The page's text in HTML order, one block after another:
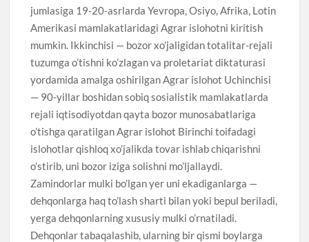
jumlasiga 19-20-asrlarda Yevropa, Osiyo, Afrika, Lotin
Amerikasi mamlakatlaridagi Agrar islohotni kiritish
mumkin. Ikkinchisi — bozor xo’jaligidan totalitar-rejali
tuzumga o’tishni ko’zlagan va proletariat diktaturasi
yordamida amalga oshirilgan Agrar islohot Uchinchisi
— 90-yillar boshidan sobiq sosialistik mamlakatlarda
rejali iqtisodiyotdan qayta bozor munosabatlariga
o’tishga qaratilgan Agrar islohot Birinchi toifadagi
islohotlar qishloq xo’jalikda tovar ishlab chiqarishni
o’stirib, uni bozor iziga solishni mo’ljallaydi.
Zamindorlar mulki bo’lgan yer uni ekadiganlarga —
dehqonlarga haq to’lash sharti bilan yoki bepul beriladi,
yerga dehqonlarning xususiy mulki o’rnatiladi.
Dehqonlar tabaqalashib, ularning bir qismi boylarga